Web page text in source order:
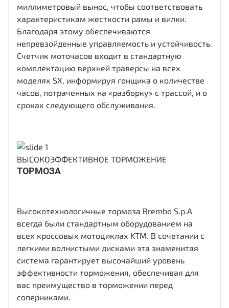
миллиметровый вынос, чтобы соответствовать
характеристикам жесткости рамы и вилки.
Благодаря этому обеспечиваются
непревзойденные управляемость и устойчивость.
Счетчик моточасов входит в стандартную
комплектацию верхней траверсы на всех
моделях SX, информируя гонщика о количестве
часов, потраченных на «разборку» с трассой, и о
сроках следующего обслуживания.
ВЫСОКОЭФФЕКТИВНОЕ ТОРМОЖЕНИЕ
ТОРМОЗА
Высокотехнологичные тормоза Brembo S.p.A
всегда были стандартным оборудованием на
всех кроссовых мотоциклах KTM. В сочетании с
легкими волнистыми дисками эта знаменитая
система гарантирует высочайший уровень
эффективности торможения, обеспечивая для
вас преимущество в торможении перед
соперниками.